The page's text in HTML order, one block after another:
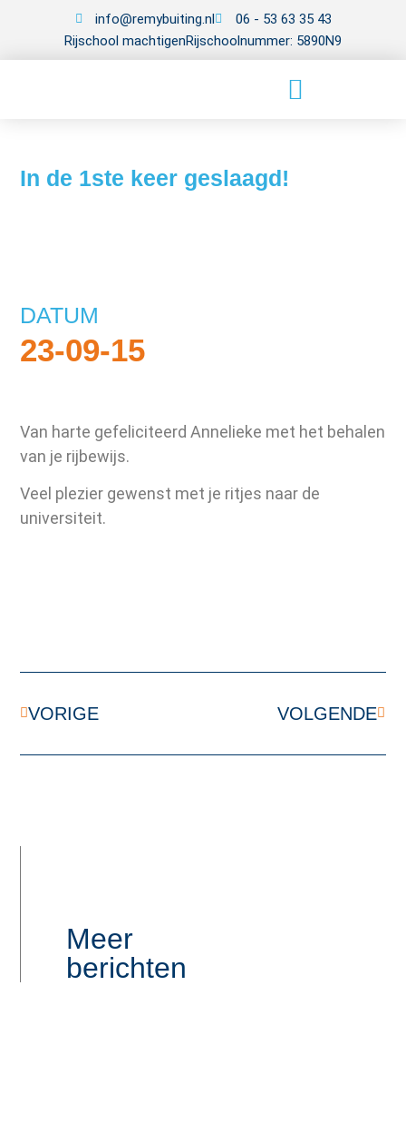
info@remybuiting.nl
06 - 53 63 35 43
Rijschool machtigenRijschoolnummer: 5890N9
In de 1ste keer geslaagd!
DATUM
23-09-15
Van harte gefeliciteerd Annelieke met het behalen
van je rijbewijs.
Veel plezier gewenst met je ritjes naar de
universiteit.
VORIGE VOLGENDE
Meer
berichten